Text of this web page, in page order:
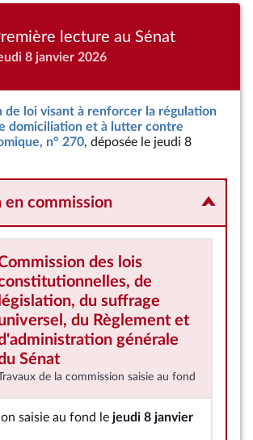
lecture au Sénat
8 janvier 2026
de loi visant à renforcer la régulation
domiciliation et à lutter contre
n° 270, déposée le jeudi 8
en commission
des lois
de
législation, du suffrage
du Règlement et
générale
Sénat
de la commission saisie au fond
saisie au fond le jeudi 8 janvier